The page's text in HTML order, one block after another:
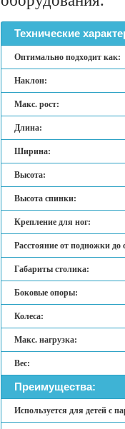
Технические
Оптимально подходит как:
Наклон:
Макс. рост:
Длина:
Ширина:
Высота:
Высота спинки:
Крепление для ног:
Расстояние от подножки до
Габариты столика:
Боковые опоры:
Колеса:
Макс. нагрузка:
Вес:
Преимущества:
Используется для детей с